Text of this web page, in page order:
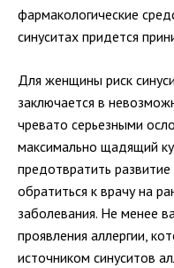
фармакологические
синуситах придется
Для женщины риск
заключается в
чревато серьезными
максимально щадящий
предотвратить развитие
обратиться к врачу на
заболевания. Не менее
проявления аллергии,
источником синуситов